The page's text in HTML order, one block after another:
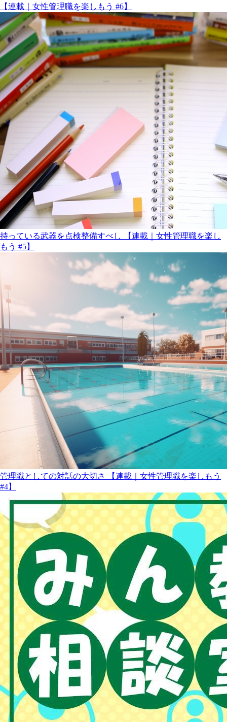
【連載｜女性管理職を楽しもう #6】
持っている武器を点検整備すべし 【連載｜女性管理職を楽し
もう #5】
管理職としての対話の大切さ 【連載｜女性管理職を楽しもう
#4】